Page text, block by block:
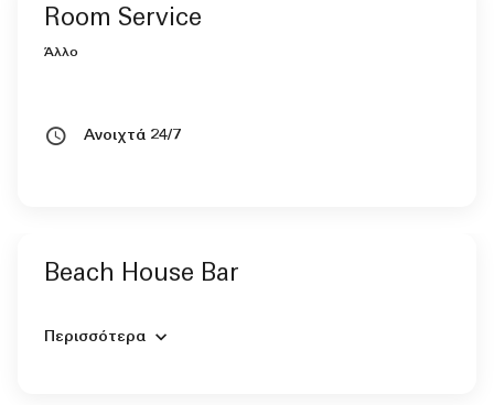
Room Service
Άλλο
Ανοιχτά 24/7
Beach House Bar
Περισσότερα